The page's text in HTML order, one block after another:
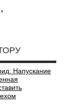
Напускание